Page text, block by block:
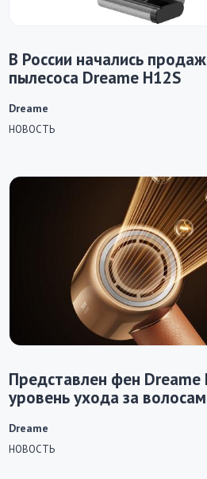
В России начались
пылесоса Dreame H12S
НОВОСТЬ
Dreame
Представлен фен Dreame
уровень ухода за
НОВОСТЬ
Dreame